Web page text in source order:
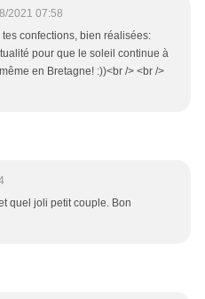
2021 07:58
confections, bien réalisées:
pour que le soleil continue à
en Bretagne! :))<br /> <br />
quel joli petit couple. Bon